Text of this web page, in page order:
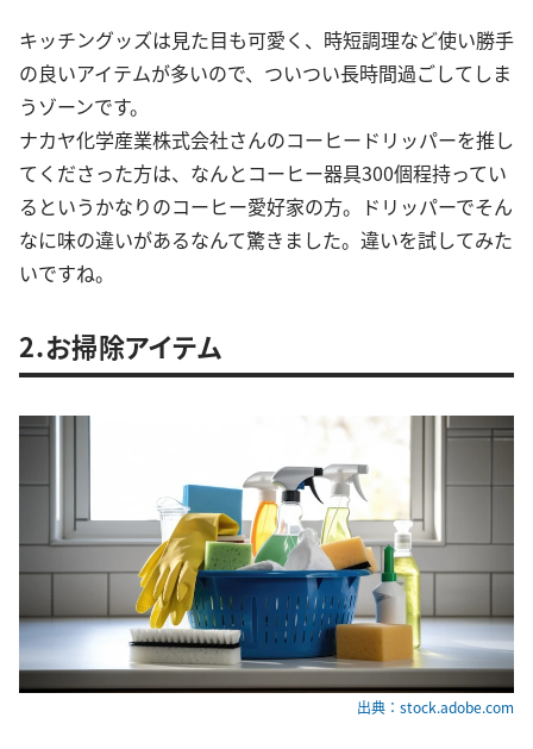
キッチングッズは見た目も可愛く、時短調理など使い勝手
の良いアイテムが多いので、ついつい長時間過ごしてしま
うゾーンです。
ナカヤ化学産業株式会社さんのコーヒードリッパーを推し
てくださった方は、なんとコーヒー器具300個程持ってい
るというかなりのコーヒー愛好家の方。ドリッパーでそん
なに味の違いがあるなんて驚きました。違いを試してみた
いですね。
2.お掃除アイテム
出典：stock.adobe.com